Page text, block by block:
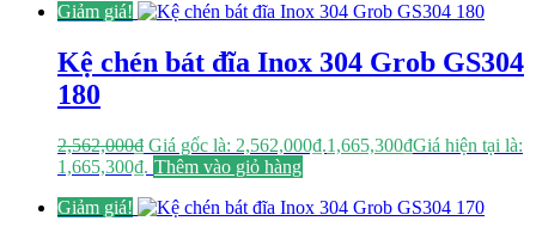
Giảm giá!
Kệ chén bát đĩa Inox 304 Grob GS304
180
2,562,000₫ Giá gốc là: 2,562,000₫.1,665,300₫Giá hiện tại là:
1,665,300₫. Thêm vào giỏ hàng
Giảm giá!